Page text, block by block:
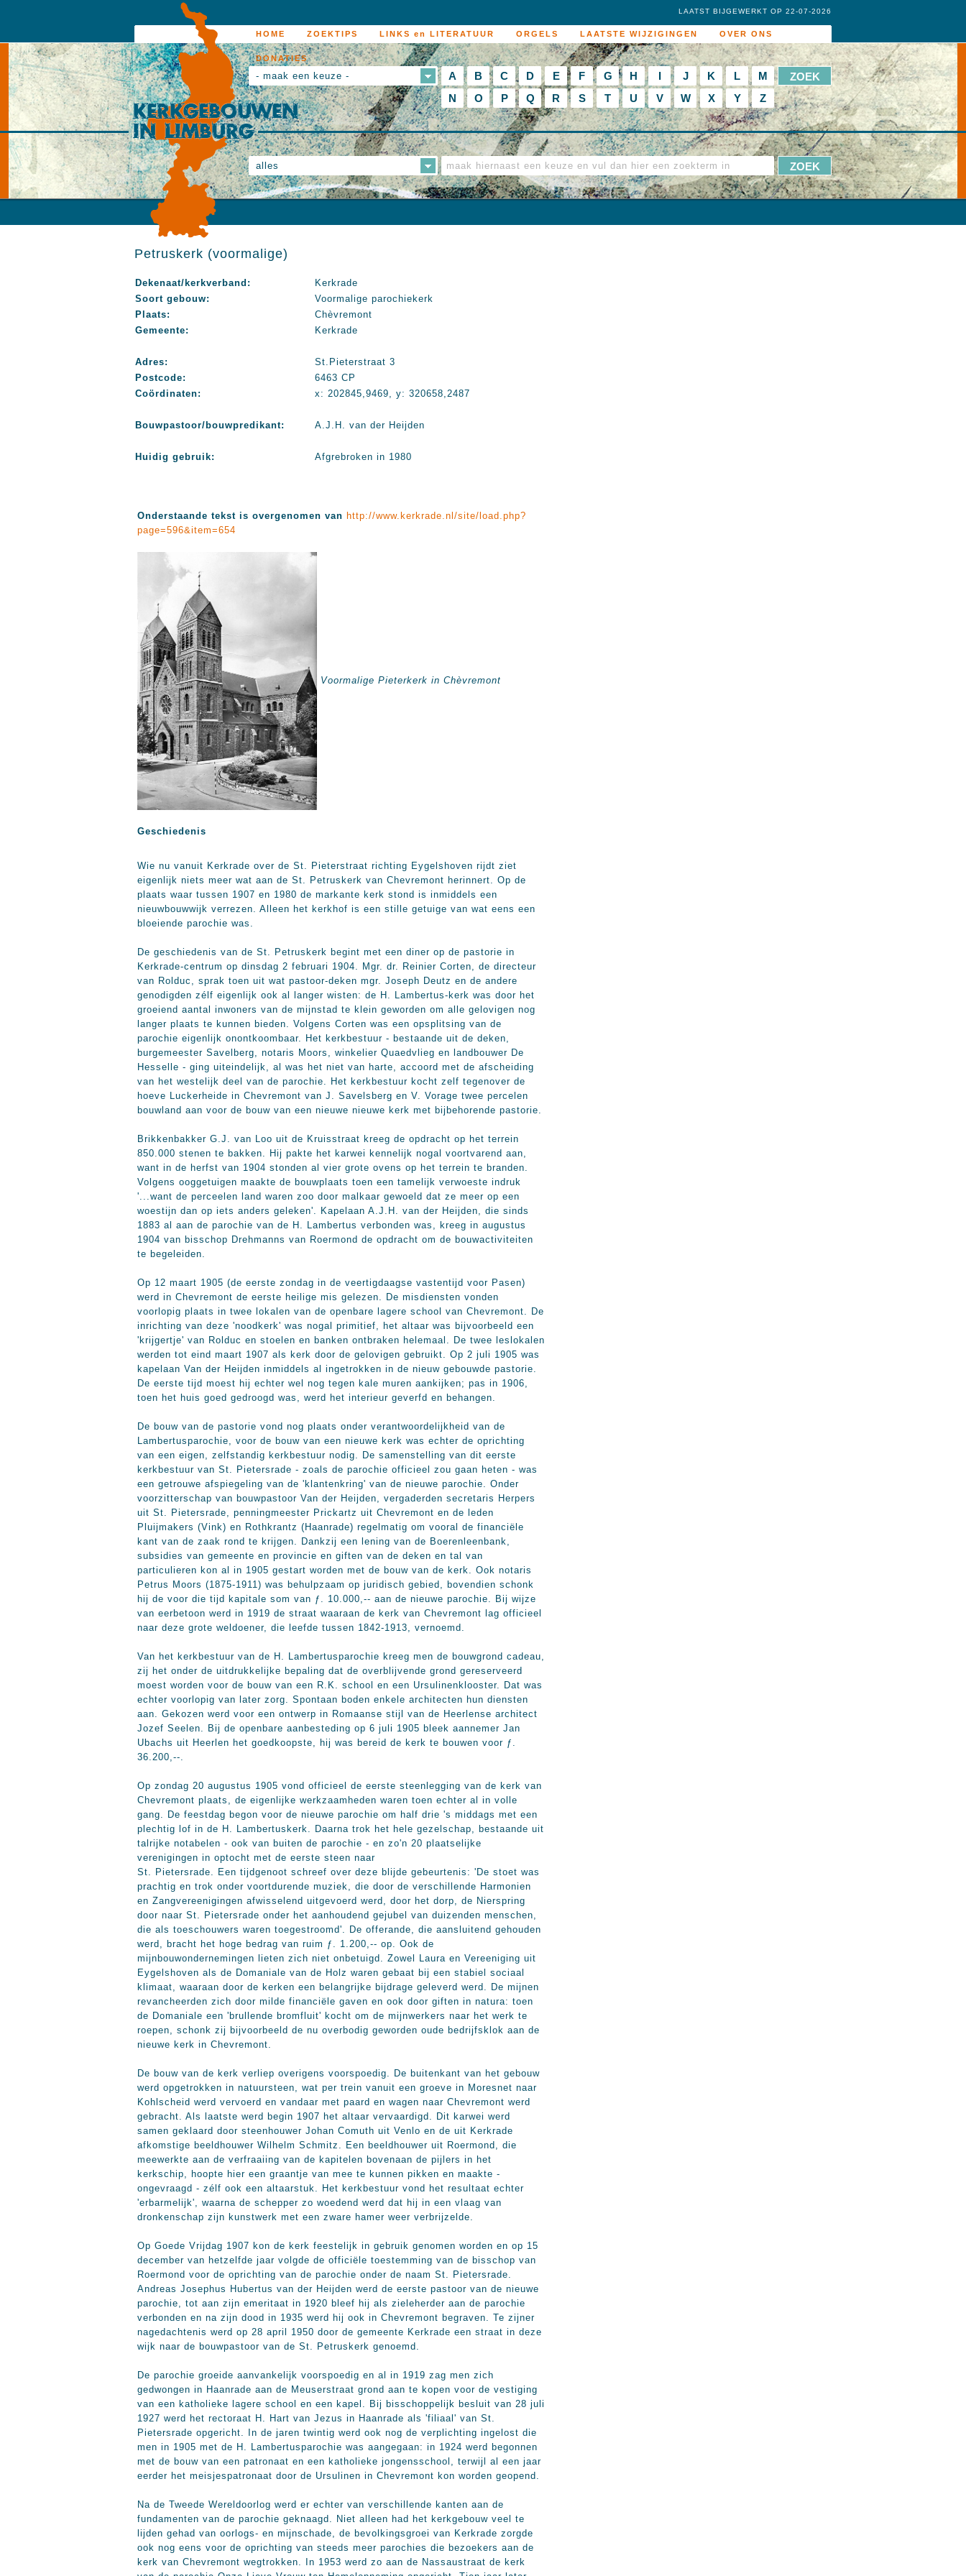
HOME ZOEKTIPS LINKS en LITERATUUR ORGELS LAATSTE WIJZIGINGEN OVER ONS
DONATIES
LAATST BIJGEWERKT OP 22-07-2026
- maak een keuze - A B C D E F G H I J K L
M
N
O P Q R S T U V W X Y Z
alles
Petruskerk (voormalige)
Dekenaat/kerkverband:
Kerkrade
Soort gebouw:
Voormalige parochiekerk
Plaats:
Chèvremont
Gemeente:
Kerkrade
Adres:
St.Pieterstraat 3
Postcode:
6463 CP
Coördinaten:
x: 202845,9469, y: 320658,2487
Bouwpastoor/bouwpredikant: A.J.H. van der Heijden
Huidig gebruik: Afgrebroken in 1980
Onderstaande tekst is overgenomen van http://www.kerkrade.nl/site/load.php?
page=596&item=654
Voormalige Pieterkerk in Chèvremont
Geschiedenis
Wie nu vanuit Kerkrade over de St. Pieterstraat richting Eygelshoven rijdt ziet
eigenlijk niets meer wat aan de St. Petruskerk van Chevremont herinnert. Op de
plaats waar tussen 1907 en 1980 de markante kerk stond is inmiddels een
nieuwbouwwijk verrezen. Alleen het kerkhof is een stille getuige van wat eens een
bloeiende parochie was.
De geschiedenis van de St. Petruskerk begint met een diner op de pastorie in
Kerkrade-centrum op dinsdag 2 februari 1904. Mgr. dr. Reinier Corten, de directeur
van Rolduc, sprak toen uit wat pastoor-deken mgr. Joseph Deutz en de andere
genodigden zélf eigenlijk ook al langer wisten: de H. Lambertus-kerk was door het
groeiend aantal inwoners van de mijnstad te klein geworden om alle gelovigen nog
langer plaats te kunnen bieden. Volgens Corten was een opsplitsing van de
parochie eigenlijk onontkoombaar. Het kerkbestuur - bestaande uit de deken,
burgemeester Savelberg, notaris Moors, winkelier Quaedvlieg en landbouwer De
Hesselle - ging uiteindelijk, al was het niet van harte, accoord met de afscheiding
van het westelijk deel van de parochie. Het kerkbestuur kocht zelf tegenover de
hoeve Luckerheide in Chevremont van J. Savelsberg en V. Vorage twee percelen
bouwland aan voor de bouw van een nieuwe nieuwe kerk met bijbehorende pastorie.
Brikkenbakker G.J. van Loo uit de Kruisstraat kreeg de opdracht op het terrein
850.000 stenen te bakken. Hij pakte het karwei kennelijk nogal voortvarend aan,
want in de herfst van 1904 stonden al vier grote ovens op het terrein te branden.
Volgens ooggetuigen maakte de bouwplaats toen een tamelijk verwoeste indruk
'...want de perceelen land waren zoo door malkaar gewoeld dat ze meer op een
woestijn dan op iets anders geleken'. Kapelaan A.J.H. van der Heijden, die sinds
1883 al aan de parochie van de H. Lambertus verbonden was, kreeg in augustus
1904 van bisschop Drehmanns van Roermond de opdracht om de bouwactiviteiten
te begeleiden.
Op 12 maart 1905 (de eerste zondag in de veertigdaagse vastentijd voor Pasen)
werd in Chevremont de eerste heilige mis gelezen. De misdiensten vonden
voorlopig plaats in twee lokalen van de openbare lagere school van Chevremont. De
inrichting van deze 'noodkerk' was nogal primitief, het altaar was bijvoorbeeld een
'krijgertje' van Rolduc en stoelen en banken ontbraken helemaal. De twee leslokalen
werden tot eind maart 1907 als kerk door de gelovigen gebruikt. Op 2 juli 1905 was
kapelaan Van der Heijden inmiddels al ingetrokken in de nieuw gebouwde pastorie.
De eerste tijd moest hij echter wel nog tegen kale muren aankijken; pas in 1906,
toen het huis goed gedroogd was, werd het interieur geverfd en behangen.
De bouw van de pastorie vond nog plaats onder verantwoordelijkheid van de
Lambertusparochie, voor de bouw van een nieuwe kerk was echter de oprichting
van een eigen, zelfstandig kerkbestuur nodig. De samenstelling van dit eerste
kerkbestuur van St. Pietersrade - zoals de parochie officieel zou gaan heten - was
een getrouwe afspiegeling van de 'klantenkring' van de nieuwe parochie. Onder
voorzitterschap van bouwpastoor Van der Heijden, vergaderden secretaris Herpers
uit St. Pietersrade, penningmeester Prickartz uit Chevremont en de leden
Pluijmakers (Vink) en Rothkrantz (Haanrade) regelmatig om vooral de financiële
kant van de zaak rond te krijgen. Dankzij een lening van de Boerenleenbank,
subsidies van gemeente en provincie en giften van de deken en tal van
particulieren kon al in 1905 gestart worden met de bouw van de kerk. Ook notaris
Petrus Moors (1875-1911) was behulpzaam op juridisch gebied, bovendien schonk
hij de voor die tijd kapitale som van ƒ. 10.000,-- aan de nieuwe parochie. Bij wijze
van eerbetoon werd in 1919 de straat waaraan de kerk van Chevremont lag officieel
naar deze grote weldoener, die leefde tussen 1842-1913, vernoemd.
Van het kerkbestuur van de H. Lambertusparochie kreeg men de bouwgrond cadeau,
zij het onder de uitdrukkelijke bepaling dat de overblijvende grond gereserveerd
moest worden voor de bouw van een R.K. school en een Ursulinenklooster. Dat was
echter voorlopig van later zorg. Spontaan boden enkele architecten hun diensten
aan. Gekozen werd voor een ontwerp in Romaanse stijl van de Heerlense architect
Jozef Seelen. Bij de openbare aanbesteding op 6 juli 1905 bleek aannemer Jan
Ubachs uit Heerlen het goedkoopste, hij was bereid de kerk te bouwen voor ƒ.
36.200,--.
Op zondag 20 augustus 1905 vond officieel de eerste steenlegging van de kerk van
Chevremont plaats, de eigenlijke werkzaamheden waren toen echter al in volle
gang. De feestdag begon voor de nieuwe parochie om half drie 's middags met een
plechtig lof in de H. Lambertuskerk. Daarna trok het hele gezelschap, bestaande uit
talrijke notabelen - ook van buiten de parochie - en zo'n 20 plaatselijke
verenigingen in optocht met de eerste steen naar
St. Pietersrade. Een tijdgenoot schreef over deze blijde gebeurtenis: 'De stoet was
prachtig en trok onder voortdurende muziek, die door de verschillende Harmonien
en Zangvereenigingen afwisselend uitgevoerd werd, door het dorp, de Nierspring
door naar St. Pietersrade onder het aanhoudend gejubel van duizenden menschen,
die als toeschouwers waren toegestroomd'. De offerande, die aansluitend gehouden
werd, bracht het hoge bedrag van ruim ƒ. 1.200,-- op. Ook de
mijnbouwondernemingen lieten zich niet onbetuigd. Zowel Laura en Vereeniging uit
Eygelshoven als de Domaniale van de Holz waren gebaat bij een stabiel sociaal
klimaat, waaraan door de kerken een belangrijke bijdrage geleverd werd. De mijnen
revancheerden zich door milde financiële gaven en ook door giften in natura: toen
de Domaniale een 'brullende bromfluit' kocht om de mijnwerkers naar het werk te
roepen, schonk zij bijvoorbeeld de nu overbodig geworden oude bedrijfsklok aan de
nieuwe kerk in Chevremont.
De bouw van de kerk verliep overigens voorspoedig. De buitenkant van het gebouw
werd opgetrokken in natuursteen, wat per trein vanuit een groeve in Moresnet naar
Kohlscheid werd vervoerd en vandaar met paard en wagen naar Chevremont werd
gebracht. Als laatste werd begin 1907 het altaar vervaardigd. Dit karwei werd
samen geklaard door steenhouwer Johan Comuth uit Venlo en de uit Kerkrade
afkomstige beeldhouwer Wilhelm Schmitz. Een beeldhouwer uit Roermond, die
meewerkte aan de verfraaiing van de kapitelen bovenaan de pijlers in het
kerkschip, hoopte hier een graantje van mee te kunnen pikken en maakte -
ongevraagd - zélf ook een altaarstuk. Het kerkbestuur vond het resultaat echter
'erbarmelijk', waarna de schepper zo woedend werd dat hij in een vlaag van
dronkenschap zijn kunstwerk met een zware hamer weer verbrijzelde.
Op Goede Vrijdag 1907 kon de kerk feestelijk in gebruik genomen worden en op 15
december van hetzelfde jaar volgde de officiële toestemming van de bisschop van
Roermond voor de oprichting van de parochie onder de naam St. Pietersrade.
Andreas Josephus Hubertus van der Heijden werd de eerste pastoor van de nieuwe
parochie, tot aan zijn emeritaat in 1920 bleef hij als zieleherder aan de parochie
verbonden en na zijn dood in 1935 werd hij ook in Chevremont begraven. Te zijner
nagedachtenis werd op 28 april 1950 door de gemeente Kerkrade een straat in deze
wijk naar de bouwpastoor van de St. Petruskerk genoemd.
De parochie groeide aanvankelijk voorspoedig en al in 1919 zag men zich
gedwongen in Haanrade aan de Meuserstraat grond aan te kopen voor de vestiging
van een katholieke lagere school en een kapel. Bij bisschoppelijk besluit van 28 juli
1927 werd het rectoraat H. Hart van Jezus in Haanrade als 'filiaal' van St.
Pietersrade opgericht. In de jaren twintig werd ook nog de verplichting ingelost die
men in 1905 met de H. Lambertusparochie was aangegaan: in 1924 werd begonnen
met de bouw van een patronaat en een katholieke jongensschool, terwijl al een jaar
eerder het meisjespatronaat door de Ursulinen in Chevremont kon worden geopend.
Na de Tweede Wereldoorlog werd er echter van verschillende kanten aan de
fundamenten van de parochie geknaagd. Niet alleen had het kerkgebouw veel te
lijden gehad van oorlogs- en mijnschade, de bevolkingsgroei van Kerkrade zorgde
ook nog eens voor de oprichting van steeds meer parochies die bezoekers aan de
kerk van Chevremont wegtrokken. In 1953 werd zo aan de Nassaustraat de kerk